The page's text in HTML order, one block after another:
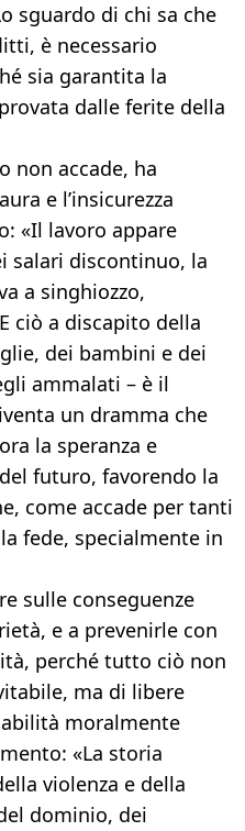
sguardo di chi sa che
è necessario
sia garantita la
dalle ferite della
non accade, ha
e l’insicurezza
«Il lavoro appare
salari discontinuo, la
a singhiozzo,
ciò a discapito della
dei bambini e dei
ammalati – è il
un dramma che
la speranza e
futuro, favorendo la
come accade per tanti
fede, specialmente in
sulle conseguenze
e a prevenirle con
perché tutto ciò non
ma di libere
moralmente
«La storia
violenza e della
dominio, dei